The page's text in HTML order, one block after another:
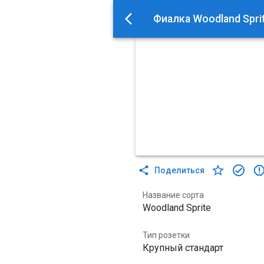
Фиалка Woodland
Поделиться
Название сорта
Woodland Sprite
Тип розетки
Крупный стандарт